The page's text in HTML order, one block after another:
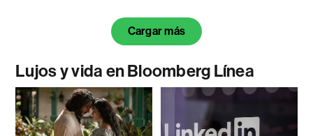
Cargar más
Lujos y vida en Bloomberg Línea